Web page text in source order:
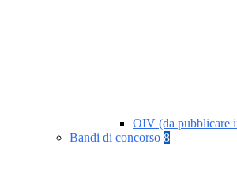
OIV (da pubblicare
Bandi di concorso 8